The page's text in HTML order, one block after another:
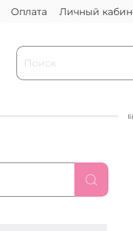
Оплата Личный